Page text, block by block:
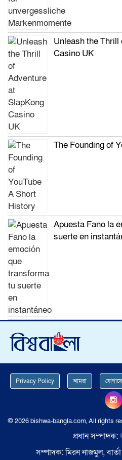
Unleash the
Casino UK
The Founding of
Apuesta Fano la
suerte en
Privacy Policy আমরা
© 2026 bishwa-bangla.com, All rights
প্রধান
সম্পাদক: মিরন নাজমুল,